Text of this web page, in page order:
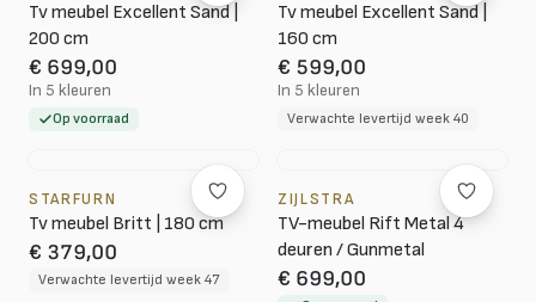
Tv meubel Excellent Sand |
200 cm
€ 699,00
In 5 kleuren
Op voorraad
Tv meubel Excellent Sand |
160 cm
€ 599,00
In 5 kleuren
Verwachte levertijd week 40
STARFURN
Tv meubel Britt | 180 cm
€ 379,00
Verwachte levertijd week 47
ZIJLSTRA
TV-meubel Rift Metal 4
deuren / Gunmetal
€ 699,00